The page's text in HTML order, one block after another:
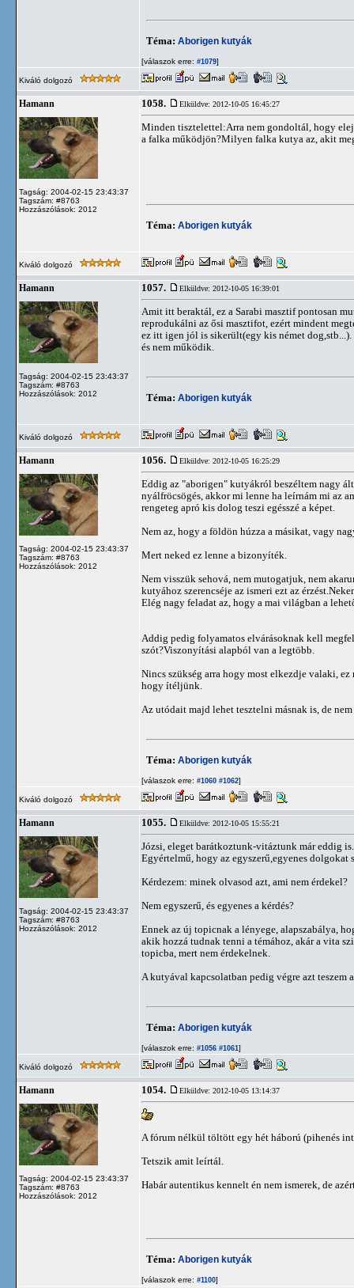
Téma: Aborigen kutyák
[válaszok erre: #1079]
Kiváló dolgozó
Hamann
Tagság: 2004-02-15 23:43:37
Tagszám: #8763
Hozzászólások: 2012
1058. Elküldve: 2012-10-05 16:45:27
Minden tisztelettel:Arra nem gondoltál, hogy
a falka működjön?Milyen falka kutya az, akit
Téma: Aborigen kutyák
Kiváló dolgozó
Hamann
Tagság: 2004-02-15 23:43:37
Tagszám: #8763
Hozzászólások: 2012
1057. Elküldve: 2012-10-05 16:39:01
Amit itt beraktál, ez a Sarabi masztif pontosan
reprodukálni az ősi masztifot, ezért mindent
ez itt igen jól is sikerült(egy kis német
és nem működik.
Téma: Aborigen kutyák
Kiváló dolgozó
Hamann
Tagság: 2004-02-15 23:43:37
Tagszám: #8763
Hozzászólások: 2012
1056. Elküldve: 2012-10-05 16:25:29
Eddig az "aborigen" kutyákról beszéltem nagy
nyálfröcsögés, akkor mi lenne ha leírnám mi az
rengeteg apró kis dolog teszi egésszé a képet.
Nem az, hogy a földön húzza a másikat, vagy
Mert neked ez lenne a bizonyíték.
Nem visszük sehová, nem mutogatjuk, nem
kutyához szerencséje az ismeri ezt az
Elég nagy feladat az, hogy a mai világban a
Addig pedig folyamatos elvárásoknak kell
szót?Viszonyítási alapból van a legtöbb.
Nincs szükség arra hogy most elkezdje valaki,
hogy ítéljünk.
Az utódait majd lehet tesztelni másnak is, de
Téma: Aborigen kutyák
[válaszok erre: #1060 #1062]
Kiváló dolgozó
Hamann
Tagság: 2004-02-15 23:43:37
Tagszám: #8763
Hozzászólások: 2012
1055. Elküldve: 2012-10-05 15:55:21
Józsi, eleget barátkoztunk-vitáztunk már eddig is.
Egyértelmű, hogy az egyszerű,egyenes dolgokat
Kérdezem: minek olvasod azt, ami nem érdekel?
Nem egyszerű, és egyenes a kérdés?
Ennek az új topicnak a lényege, alapszabálya,
akik hozzá tudnak tenni a témához, akár a vita
topicba, mert nem érdekelnek.
A kutyával kapcsolatban pedig végre azt teszem
Téma: Aborigen kutyák
[válaszok erre: #1056 #1061]
Kiváló dolgozó
Hamann
Tagság: 2004-02-15 23:43:37
Tagszám: #8763
Hozzászólások: 2012
1054. Elküldve: 2012-10-05 13:14:37
A fórum nélkül töltött egy hét háború (pihenés
Tetszik amit leírtál.
Habár autentikus kennelt én nem ismerek, de
Téma: Aborigen kutyák
[válaszok erre: #1100]